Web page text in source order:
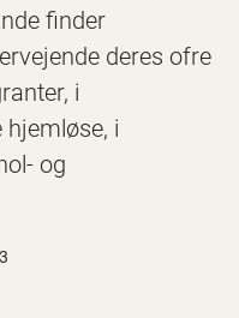
finder
deres ofre
i
i
og